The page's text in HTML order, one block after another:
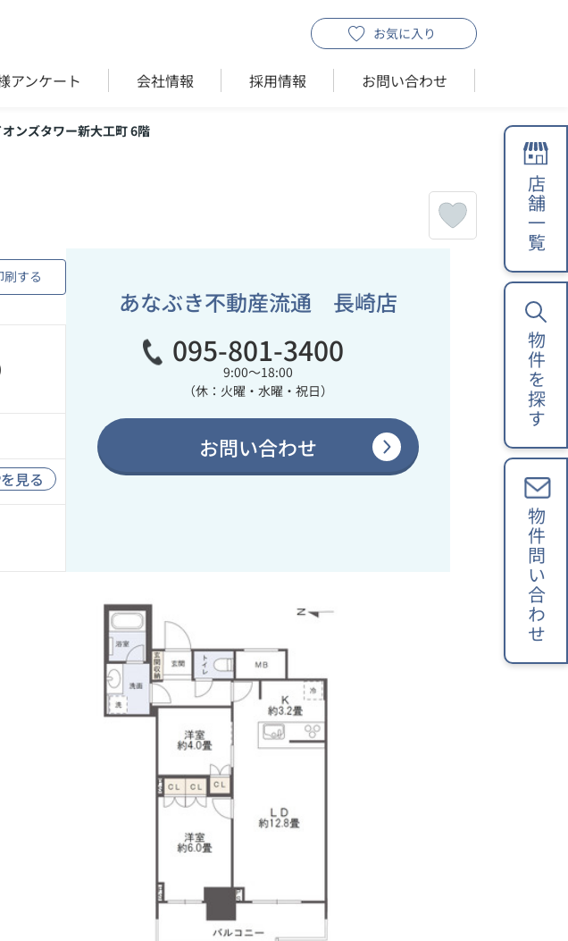
お気に入り
アンケート 会社情報 採用情報 お問い合わせ
オンズタワー新大工町 6階
刷する
見る
あなぶき不動産流通 長崎店
095-801-3400
9:00～18:00
（休：火曜・水曜・祝日）
お問い合わせ
店舗一覧
物件を探す
物件問い合わせ